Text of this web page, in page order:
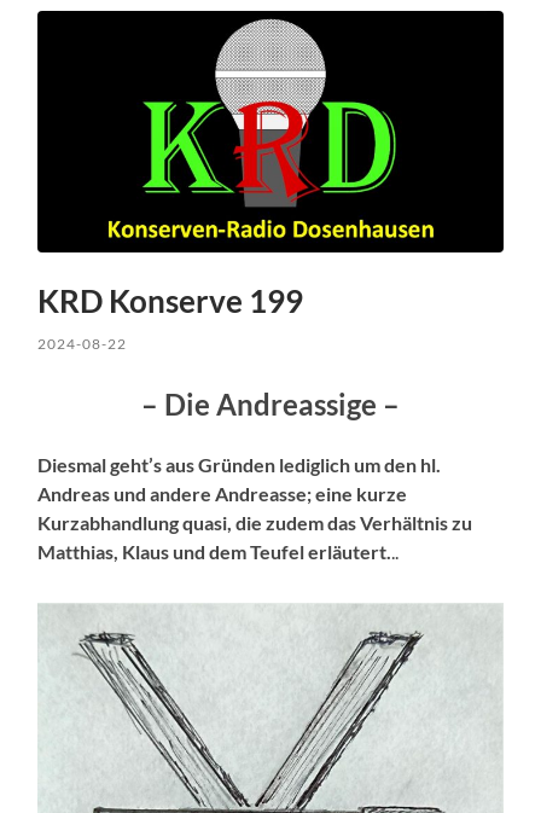
KRD Konserve 199
2024-08-22
– Die Andreassige –
Diesmal geht’s aus Gründen lediglich um den hl.
Andreas und andere Andreasse; eine kurze
Kurzabhandlung quasi, die zudem das Verhältnis zu
Matthias, Klaus und dem Teufel erläutert...